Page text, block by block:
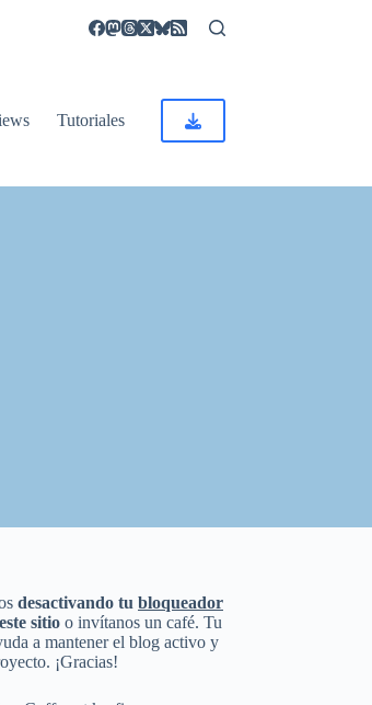
Tutoriales
desactivando tubloqueador
sitio o invítanos un café. Tu
a mantener el blog activo y
¡Gracias!